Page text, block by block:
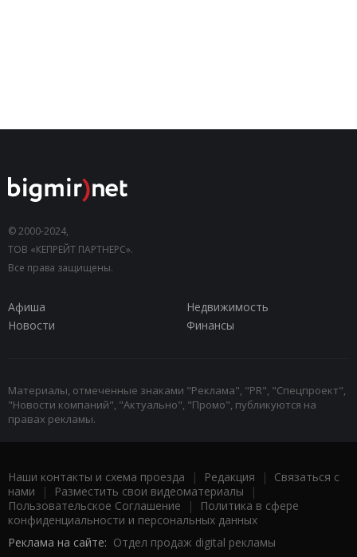
© 2000-2024,
ТОВ «КЕПРЕЙТ ПАРТНЕРС».
Все права защищены.
Афиша
Недвижимость
Новости
Финансы
Материалы, отмеченные знаками "Реклама", "PR", "Спецпроект",
"Новости компаний", "Актуально", "Промо", публикуются на
правах рекламы.
Наши контакты и схема проезда | Редакция | Связаться с
нами | Разместить свои видеоматериалы |
Пользовательское Соглашение |
Политика в сфере
конфиденциальности и персональных данных
Реклама на сайте: Отдел продаж digital рекламы